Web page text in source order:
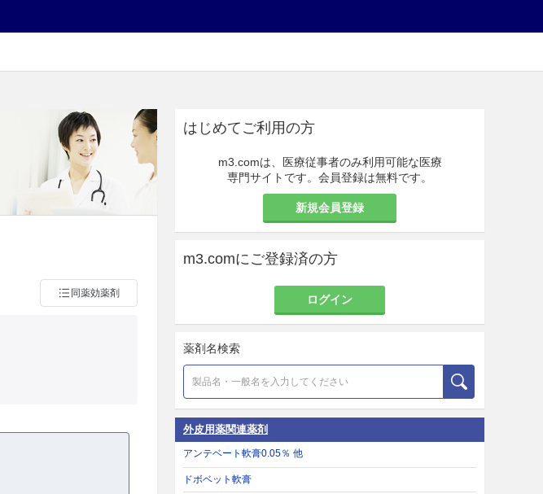
同薬効薬剤
はじめてご利用の方
m3.comは、医療従事者のみ利用可能な医療
専門サイトです。会員登録は無料です。
新規会員登録
m3.comにご登録済の方
ログイン
薬剤名検索
外皮用薬関連薬剤
アンテベート軟膏0.05％ 他
ドボベット軟膏